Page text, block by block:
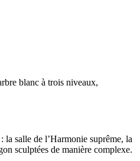
blanc à trois niveaux,
la salle de l’Harmonie suprême, la
sculptées de manière complexe.